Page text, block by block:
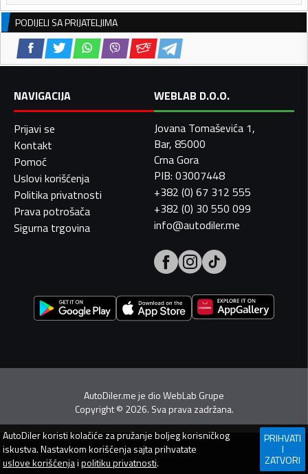
PODIJELI SA PRIJATELJIMA
NAVIGACIJA
Prijavi se
Kontakt
Pomoć
Uslovi korišćenja
Politika privatnosti
Prava potrošača
Sigurna trgovina
WEBLAB D.O.O.
Jovana Tomaševića 1,
Bar, 85000
Crna Gora
PIB: 03007448
+382 (0) 67 312 555
+382 (0) 30 550 099
info@autodiler.me
AutoDiler.me je dioWebLab Grupe
Copyright© 2026. Sva prava zadržana.
AutoDilerkoristi kolačiće za pružanje boljeg korisničkog
iskustva. Nastavkom korišćenja sajta prihvatate
uslove korišćenjaipolitiku privatnosti.
PRIHVATI
I
ZATVORI